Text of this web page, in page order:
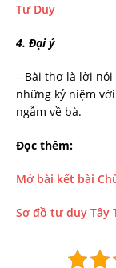
Tư Duy
4. Đại ý
– Bài thơ là lời
những kỷ niệm
ngẫm về bà.
Đọc thêm:
Mở bài kết bài
Sơ đồ tư duy Tây